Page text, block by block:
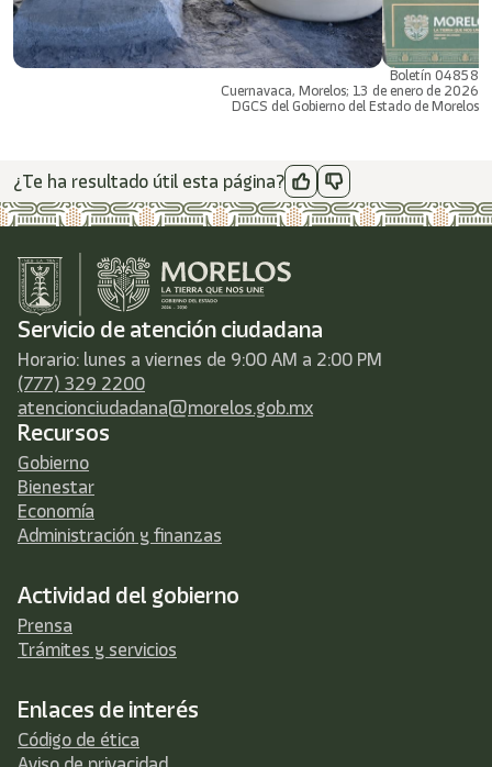
Boletín 04858
Cuernavaca, Morelos; 13 de enero de 2026
DGCS del Gobierno del Estado de Morelos
¿Te ha resultado útil esta página?
Servicio de atención ciudadana
Horario: lunes a viernes de 9:00 AM a 2:00 PM
(777) 329 2200
atencionciudadana@morelos.gob.mx
Recursos
Gobierno
Bienestar
Economía
Administración y finanzas
Actividad del gobierno
Prensa
Trámites y servicios
Enlaces de interés
Código de ética